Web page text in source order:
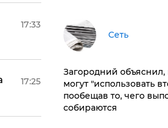
17:33
17:25
Сеть
Загородний
могут "использовать
пообещав то, чего
собираются